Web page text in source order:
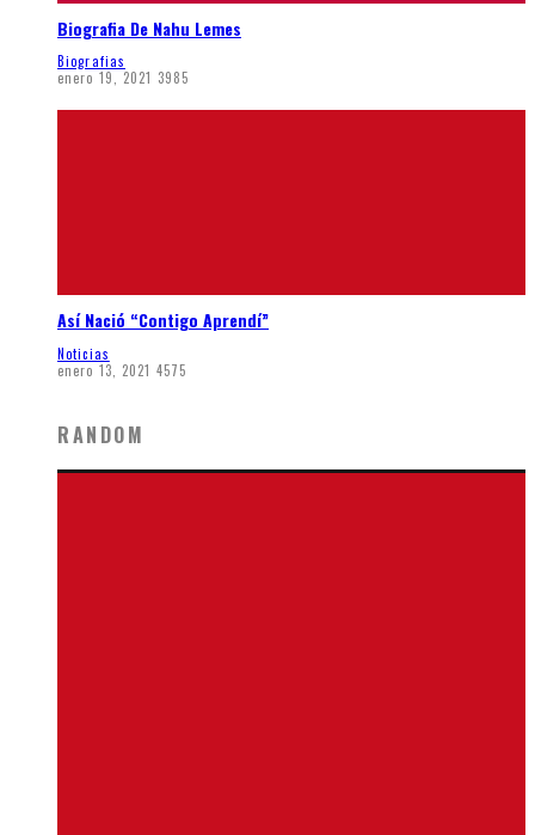
Biografia De Nahu Lemes
Biografias
enero 19, 2021 3985
Así Nació “Contigo Aprendí”
Noticias
enero 13, 2021 4575
RANDOM